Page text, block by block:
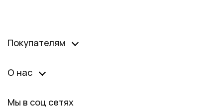
Покупателям
О нас
Мы в соц сетях